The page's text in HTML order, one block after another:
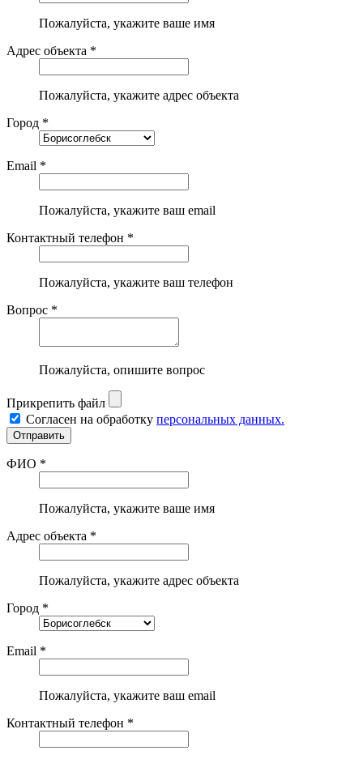
Пожалуйста, укажите ваше имя
Адрес объекта *
Пожалуйста, укажите адрес объекта
Город *
Email *
Пожалуйста, укажите ваш email
Контактный телефон *
Пожалуйста, укажите ваш телефон
Вопрос *
Пожалуйста, опишите вопрос
Прикрепить файл
Согласен на обработку персональных данных.
ФИО *
Пожалуйста, укажите ваше имя
Адрес объекта *
Пожалуйста, укажите адрес объекта
Город *
Email *
Пожалуйста, укажите ваш email
Контактный телефон *